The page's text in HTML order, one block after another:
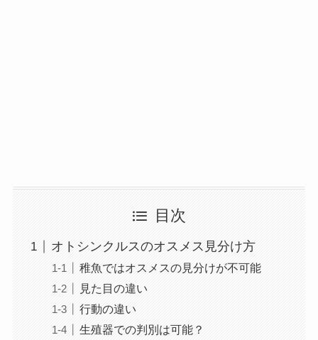
目次
オトシンクルスのオスメス見分け方
稚魚ではオスメスの見分けが不可能
見た目の違い
行動の違い
生殖器での判別は可能？